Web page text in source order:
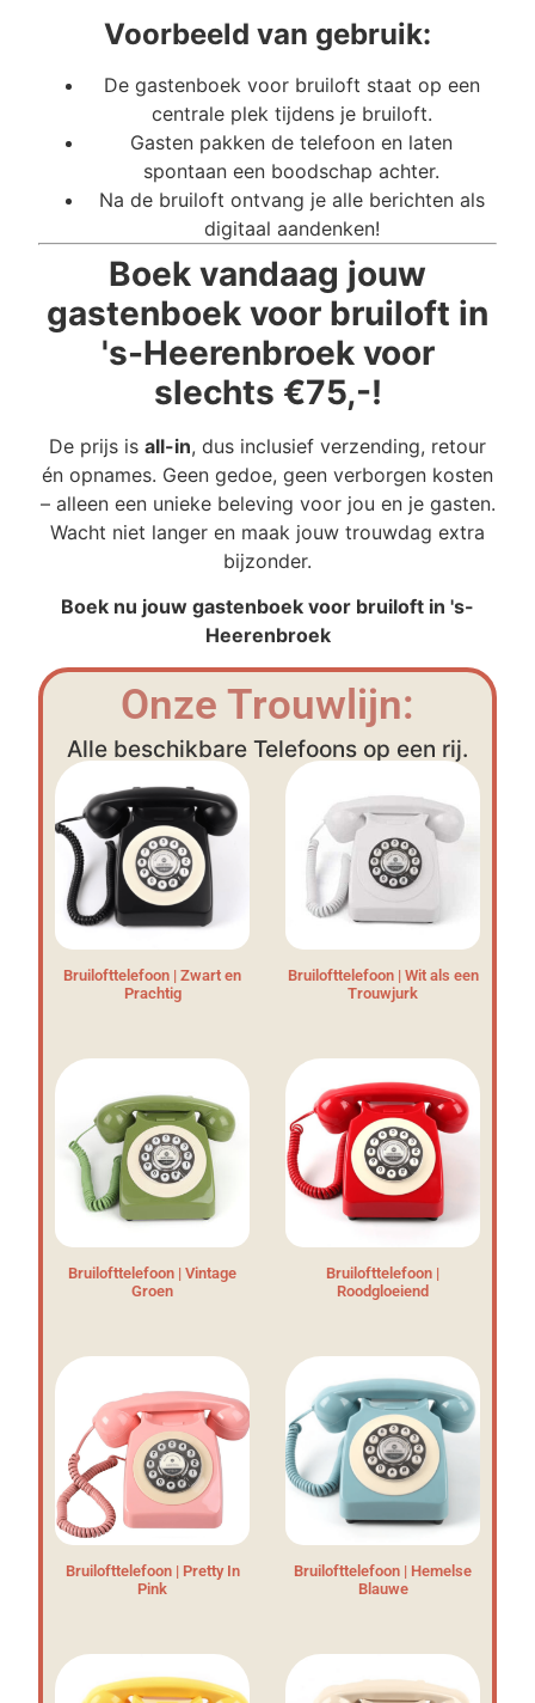
Voorbeeld van gebruik:
De gastenboek voor bruiloft staat op een
centrale plek tijdens je bruiloft.
Gasten pakken de telefoon en laten
spontaan een boodschap achter.
Na de bruiloft ontvang je alle berichten als
digitaal aandenken!
Boek vandaag jouw
gastenboek voor bruiloft in
's-Heerenbroek voor
slechts €75,-!
De prijs is all-in, dus inclusief verzending, retour
én opnames. Geen gedoe, geen verborgen kosten
– alleen een unieke beleving voor jou en je gasten.
Wacht niet langer en maak jouw trouwdag extra
bijzonder.
Boek nu jouw gastenboek voor bruiloft in 's-
Heerenbroek
Onze Trouwlijn:
Alle beschikbare Telefoons op een rij.
Bruilofttelefoon | Zwart en
Prachtig
Bruilofttelefoon | Wit als een
Trouwjurk
Bruilofttelefoon | Vintage
Groen
Bruilofttelefoon |
Roodgloeiend
Bruilofttelefoon | Pretty In
Pink
Bruilofttelefoon | Hemelse
Blauwe